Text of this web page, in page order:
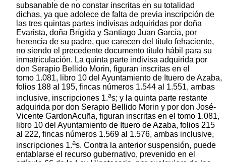
subsanable de no constar inscritas en su totalidad
dichas, ya que adolece de falta de previa inscripción de
las tres quintas partes indivisas adquiridas por doña
Evarista, doña Brígida y Santiago Juan García, por
herencia de su padre, que carecen del título fehaciente,
no siendo el precedente documento título hábil para su
inmatriculación. La quinta parte indivisa adquirida por
don Serapio Bellido Morin, figuran inscritas en el
tomo 1.081, libro 10 del Ayuntamiento de Ituero de Azaba,
folios 188 al 195, fincas números 1.544 al 1.551, ambas
inclusive, inscripciones 1.as; y la quinta parte restante
adquirida por don Serapio Bellido Morin y por don José-
Vicente GardonAcuña, figuran inscritas en el tomo 1.081,
libro 10 del Ayuntamiento de Ituero de Azaba, folios 215
al 222, fincas números 1.569 al 1.576, ambas inclusive,
inscripciones 1.as. Contra la anterior suspensión, puede
entablarse el recurso gubernativo, prevenido en el